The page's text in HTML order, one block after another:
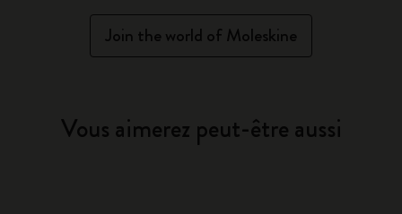
Join the world of Moleskine
Vous aimerez peut-être aussi